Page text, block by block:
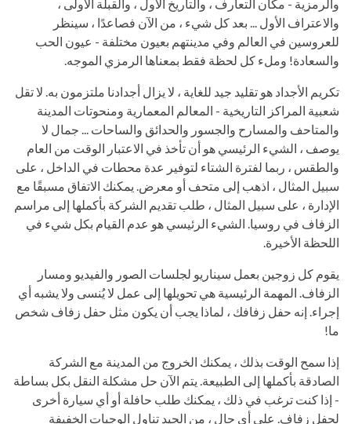
والرمزية - مكان التعارف ، والتاريخ الأول ، والقبلة الأولى ،
والاعتراف الأول ... بعد كل شيء ، من الآن فصاعدًا ، سينظر
للعروسين في العالم وفي مدينتهم بعيون مختلفة - عيون الحب
والسعادة! وملء كل لحظة فقط بمعناها الرمزي الموجه.
تكريم الأجداد هو تقليد جيد للغاية ، لا يزال أجدادنا ملتزمون به. لا تقل
شعبية المراكز التاريخية - المعالم المعمارية ومنحوتات المدينة
والمتاحف والمسارح والجسور والحدائق والساحات ... جمال لا
يوصف ، الشيء الرئيسي هو أن تأخذ في الاعتبار الوقت من العام
والطقس ، ربما لفترة الشتاء لتوفير عدة محطات في الداخل ، على
سبيل المثال ، اذهب إلى متحف أو معرض. يمكنك الاتفاق مسبقًا مع
الإدارة ، على سبيل المثال ، طلب تقديم الشركة بأكملها إلى مراسم
الزفاف في روسيا. الشيء الرئيسي هو عدم القيام بكل شيء في
اللحظة الأخيرة.
يقوم كل زوجين بعمل سيناريو لجلسات الصور والفيديو ومسار
الزفاف. المهمة الرئيسية هي تحويلها إلى عمل لا يُنسى ولا يشبه أي
إجراء. إنه حفل زفافك ، لماذا يجب أن يكون مثل حفل زفاف شخص
ما!
إذا سمح الوقت بذلك ، يمكنك الخروج من المدينة مع الشركة
الصادقة بأكملها إلى الطبيعة. يتم الآن حل مشكلة النقل بكل بساطة
- إذا كنت ترغب في ذلك ، يمكنك طلب حافلة أو أي سيارة أخرى
لحفل زفاف. على أي حال ، من الجيد تناول الوجبات الخفيفة